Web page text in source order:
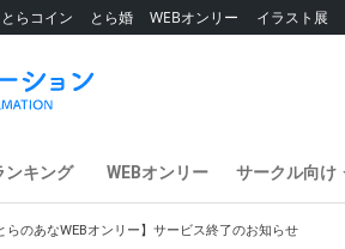
とらコイン とら婚 WEBオンリー イラスト展
ンキング WEBオンリー サークル向け
らのあなWEBオンリー】サービス終了のお知らせ